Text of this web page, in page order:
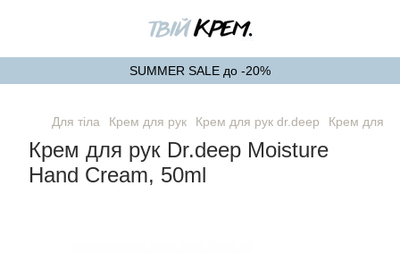
SUMMER SALE до -20%
Для тіла Крем для рук Крем для рук dr.deep Крем для
Крем для рук Dr.deep Moisture
Hand Cream, 50ml